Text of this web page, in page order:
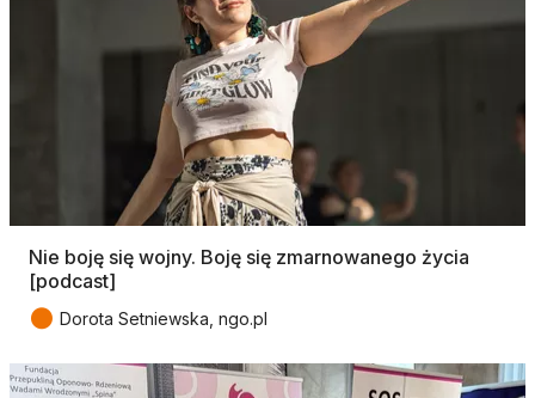
Nie boję się wojny. Boję się zmarnowanego życia
[podcast]
● Dorota Setniewska, ngo.pl